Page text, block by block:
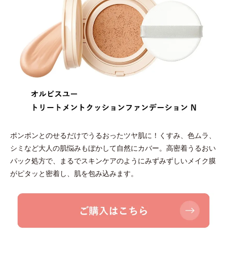
ポンポンとのせるだけでうるおったツヤ肌に！くすみ、色ムラ、
シミなど大人の肌悩みもぼかして自然にカバー。高密着うるおい
パック処方で、まるでスキンケアのようにみずみずしいメイク膜
がピタッと密着し、肌を包み込みます。